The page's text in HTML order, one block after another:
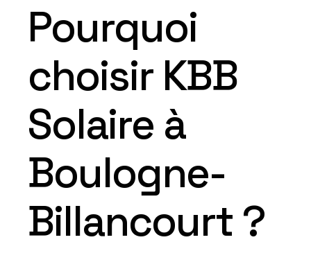
Pourquoi
choisir KBB
Solaire à
Boulogne-
Billancourt ?